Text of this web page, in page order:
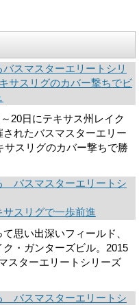
スマスターエリートシリ
サスリグのカバー撃ちでビ
20日にテキサス州レイク
されたバスマスターエリー
サスリグのカバー撃ちで勝
バスマスターエリートシ
サスリグで一歩前進
思い出深いフィールド、
ク・ガンターズビル。2015
スターエリートシリーズ
バスマスターエリートシ